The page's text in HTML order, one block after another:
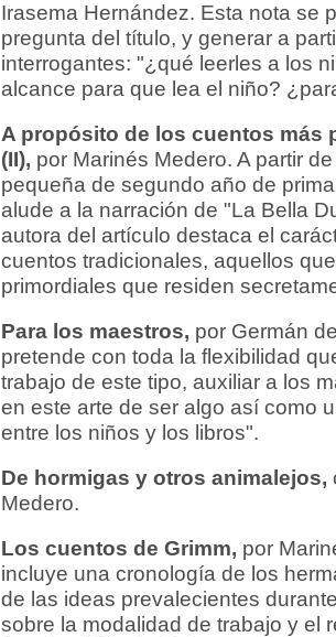
Irasema Hernández. Esta nota se
pregunta del título, y generar a
interrogantes: "¿qué leerles a los
alcance para que lea el niño?
A propósito de los cuentos más
(II), por Marinés Medero. A partir
pequeña de segundo año de
alude a la narración de "La Bella
autora del artículo destaca el
cuentos tradicionales, aquellos
primordiales que residen
Para los maestros, por Germán
pretende con toda la flexibilidad
trabajo de este tipo, auxiliar a los
en este arte de ser algo así como
entre los niños y los libros".
De hormigas y otros animalejos,
Medero.
Los cuentos de Grimm, por
incluye una cronología de los
de las ideas prevalecientes
sobre la modalidad de trabajo y el